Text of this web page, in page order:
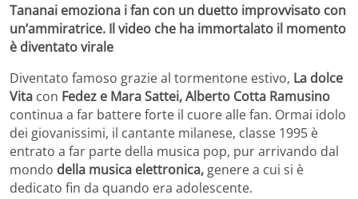
Tananai emoziona i fan con un duetto improvvisato con
un’ammiratrice. Il video che ha immortalato il momento
è diventato virale
Diventato famoso grazie al tormentone estivo, La dolce
Vita con Fedez e Mara Sattei,Alberto Cotta Ramusino
continua a far battere forte il cuore alle fan. Ormai idolo
dei giovanissimi, il cantante milanese, classe 1995 è
entrato a far parte della musica pop, pur arrivando dal
mondo della musica elettronica, genere a cui si è
dedicato fin da quando era adolescente.